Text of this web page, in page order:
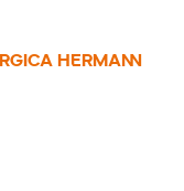
HERMANN